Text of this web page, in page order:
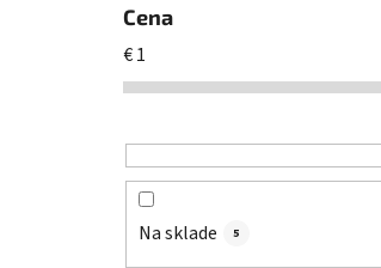
Cena
€1
Na sklade 5